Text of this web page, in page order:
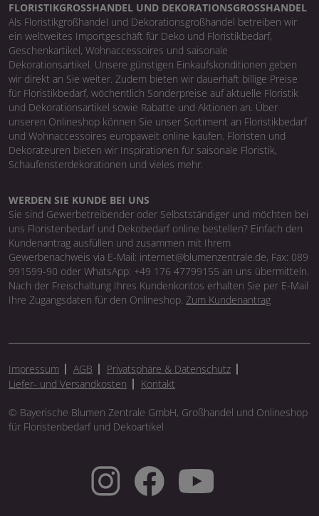
FLORISTIKGROSSHANDEL UND DEKORATIONSGROSSHANDEL
Als Floristikgroßhandel und Dekorationsgroßhandel betreiben wir
ein weltweites Importgeschäft für Deko und Floristikbedarf,
Geschenkartikel, Wohnaccessoires und saisonale
Dekorationsartikel. Unsere günstigen Einkaufskonditionen geben
wir direkt an Sie weiter. Zudem bieten wir dauerhaft billige Preise
für Floristikbedarf, wöchentlich Sonderpreise auf aktuelle Floristik
und Dekorationsartikel sowie Rabatte und Aktionen an. Über
unseren Onlineshop können Sie unser Sortiment an Floristikbedarf
und Wohnaccessoires europaweit online kaufen. Floristen und
Dekorateuren bieten wir Inspirationen für saisonale Floristik,
Schaufensterdekorationen und vieles mehr.
WERDEN SIE KUNDE BEI UNS
Sie sind Gewerbetreibender oder Selbstständiger und möchten bei
uns Floristenbedarf und Dekobedarf online bestellen? Einfach den
Kundenantrag ausfüllen und zusammen mit Ihrem
Gewerbenachweis via E-Mail: internet@blumenzentrale.de, Fax: 089
991599-90 oder WhatsApp: +49 176 47799155 an uns übermitteln.
Nach der Freischaltung Ihres Kundenkontos erhalten Sie per E-Mail
Ihre Zugangsdaten für den Onlineshop. Zum Kundenantrag
Impressum AGB
Privatsphäre & Datenschutz
Liefer- und Versandkosten
Kontakt
© Bayerische Blumen Zentrale GmbH, Großhandel und Onlineshop
für Floristenbedarf und Dekoartikel